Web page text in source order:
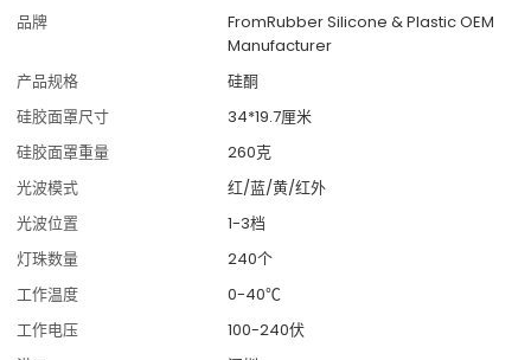
品牌
FromRubber Silicone & Plastic OEM
Manufacturer
产品规格
硅酮
硅胶面罩尺寸
34*19.7厘米
硅胶面罩重量
260克
光波模式
红/蓝/黄/红外
光波位置
1-3档
灯珠数量
240个
工作温度
0-40℃
工作电压
100-240伏